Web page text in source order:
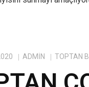
ADMIN TOPTAN